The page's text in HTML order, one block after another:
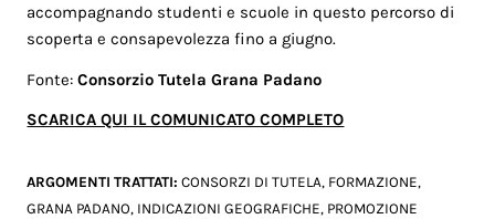
accompagnando studenti e scuole in questo percorso di
scoperta e consapevolezza fino a giugno.
Fonte:Consorzio Tutela Grana Padano
SCARICA QUI IL COMUNICATO COMPLETO
ARGOMENTI TRATTATI:CONSORZI DI TUTELA, FORMAZIONE,
GRANA PADANO, INDICAZIONI GEOGRAFICHE, PROMOZIONE